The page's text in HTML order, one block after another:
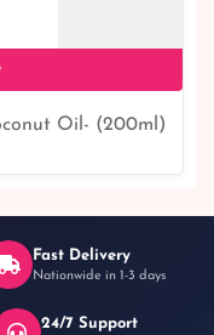
Oil- (200ml)
Fast Delivery
Nationwide in 1-3 days
24/7 Support